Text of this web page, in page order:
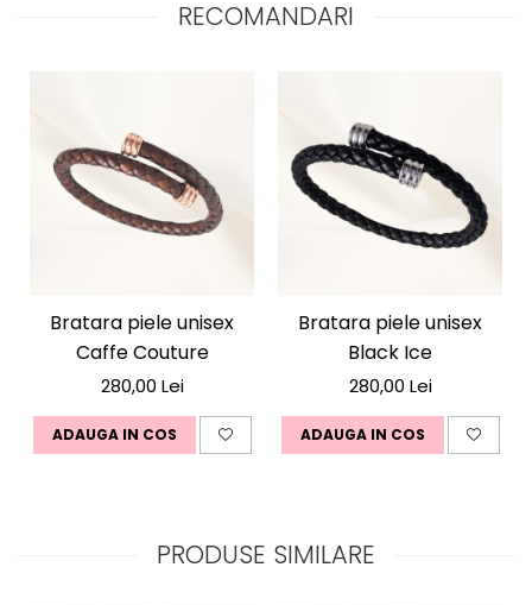
RECOMANDARI
Bratara piele unisex
Caffe Couture
280,00 Lei
ADAUGA IN COS
Bratara piele unisex
Black Ice
280,00 Lei
ADAUGA IN COS
PRODUSE SIMILARE